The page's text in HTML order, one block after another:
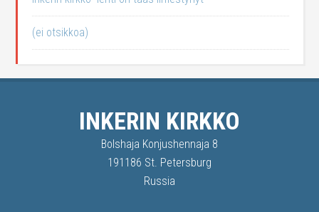
(ei otsikkoa)
INKERIN KIRKKO
Bolshaja Konjushennaja 8
191186 St. Petersburg
Russia